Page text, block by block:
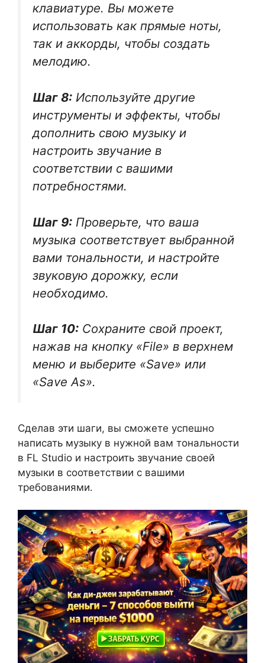
клавиатуре. Вы можете
использовать как прямые ноты,
так и аккорды, чтобы создать
мелодию.
Шаг 8: Используйте другие
инструменты и эффекты, чтобы
дополнить свою музыку и
настроить звучание в
соответствии с вашими
потребностями.
Шаг 9: Проверьте, что ваша
музыка соответствует выбранной
вами тональности, и настройте
звуковую дорожку, если
необходимо.
Шаг 10: Сохраните свой проект,
нажав на кнопку «File» в верхнем
меню и выберите «Save» или
«Save As».
Сделав эти шаги, вы сможете успешно
написать музыку в нужной вам тональности
в FL Studio и настроить звучание своей
музыки в соответствии с вашими
требованиями.